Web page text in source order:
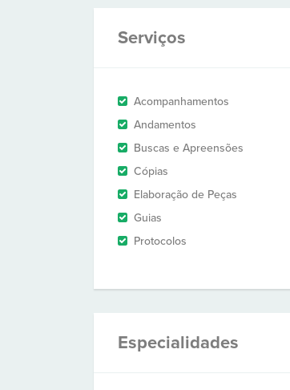
Serviços
Acompanhamentos
Andamentos
Buscas e Apreensões
Cópias
Elaboração de Peças
Guias
Protocolos
Especialidades